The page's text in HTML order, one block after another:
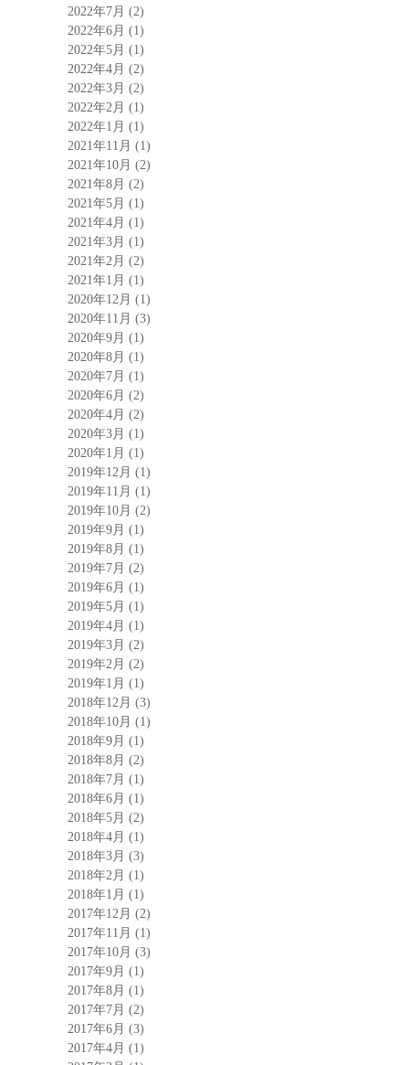
2022年7月 (2)
2022年6月 (1)
2022年5月 (1)
2022年4月 (2)
2022年3月 (2)
2022年2月 (1)
2022年1月 (1)
2021年11月 (1)
2021年10月 (2)
2021年8月 (2)
2021年5月 (1)
2021年4月 (1)
2021年3月 (1)
2021年2月 (2)
2021年1月 (1)
2020年12月 (1)
2020年11月 (3)
2020年9月 (1)
2020年8月 (1)
2020年7月 (1)
2020年6月 (2)
2020年4月 (2)
2020年3月 (1)
2020年1月 (1)
2019年12月 (1)
2019年11月 (1)
2019年10月 (2)
2019年9月 (1)
2019年8月 (1)
2019年7月 (2)
2019年6月 (1)
2019年5月 (1)
2019年4月 (1)
2019年3月 (2)
2019年2月 (2)
2019年1月 (1)
2018年12月 (3)
2018年10月 (1)
2018年9月 (1)
2018年8月 (2)
2018年7月 (1)
2018年6月 (1)
2018年5月 (2)
2018年4月 (1)
2018年3月 (3)
2018年2月 (1)
2018年1月 (1)
2017年12月 (2)
2017年11月 (1)
2017年10月 (3)
2017年9月 (1)
2017年8月 (1)
2017年7月 (2)
2017年6月 (3)
2017年4月 (1)